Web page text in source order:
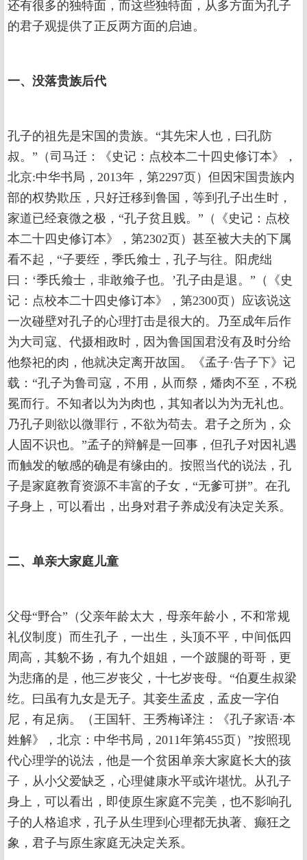
还有很多的独特面，而这些独特面，从多方面为孔子
的君子观提供了正反两方面的启迪。
一、没落贵族后代
孔子的祖先是宋国的贵族。“其先宋人也，曰孔防
叔。”（司马迁：《史记：点校本二十四史修订本》，
北京:中华书局，2013年，第2297页）但因宋国贵族内
部的权势欺压，只好迁移到鲁国，等到孔子出生时，
家道已经衰微之极，“孔子贫且贱。”（《史记：点校
本二十四史修订本》，第2302页）甚至被大夫的下属
看不起，“子要绖，季氏飨士，孔子与往。阳虎绌
曰：‘季氏飨士，非敢飨子也。’孔子由是退。”（《史
记：点校本二十四史修订本》，第2300页）应该说这
一次碰壁对孔子的心理打击是很大的。乃至成年后作
为大司寇、代摄相政时，因为鲁国国君没有及时分给
他祭祀的肉，他就决定离开故国。《孟子·告子下》记
载：“孔子为鲁司寇，不用，从而祭，燔肉不至，不税
冕而行。不知者以为为肉也，其知者以为为无礼也。
乃孔子则欲以微罪行，不欲为苟去。君子之所为，众
人固不识也。”孟子的辩解是一回事，但孔子对因礼遇
而触发的敏感的确是有缘由的。按照当代的说法，孔
子是家庭教育资源不丰富的子女，“无爹可拼”。在孔
子身上，可以看出，出身对君子养成没有决定关系。
二、单亲大家庭儿童
父母“野合”（父亲年龄太大，母亲年龄小，不和常规
礼仪制度）而生孔子，一出生，头顶不平，中间低四
周高，其貌不扬，有九个姐姐，一个跛腿的哥哥，更
为悲痛的是，他三岁丧父，十七岁丧母。“伯夏生叔梁
纥。曰虽有九女是无子。其妾生孟皮，孟皮一字伯
尼，有足病。（王国轩、王秀梅译注：《孔子家语·本
姓解》，北京：中华书局，2011年第455页）”按照现
代心理学的说法，他是一个贫困单亲大家庭长大的孩
子，从小父爱缺乏，心理健康水平或许堪忧。从孔子
身上，可以看出，即使原生家庭不完美，也不影响孔
子的人格追求，孔子从生理到心理都无执著、癫狂之
象，君子与原生家庭无决定关系。